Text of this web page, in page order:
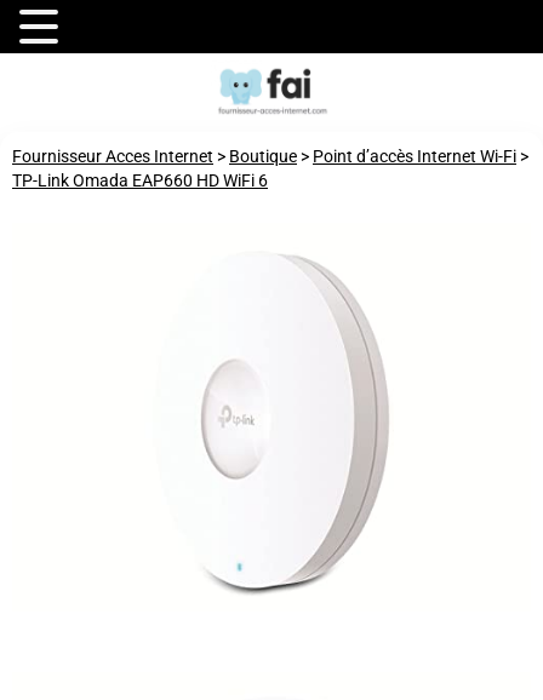
Fournisseur Acces Internet > Boutique > Point d’accès Internet Wi-Fi >
TP-Link Omada EAP660 HD WiFi 6